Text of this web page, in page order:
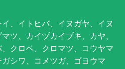
、イトヒバ、イヌガヤ、イヌ
ツ、カイヅカイブキ、カヤ、
クロベ、クロマツ、コウヤマ
シワ、コメツガ、ゴヨウマ